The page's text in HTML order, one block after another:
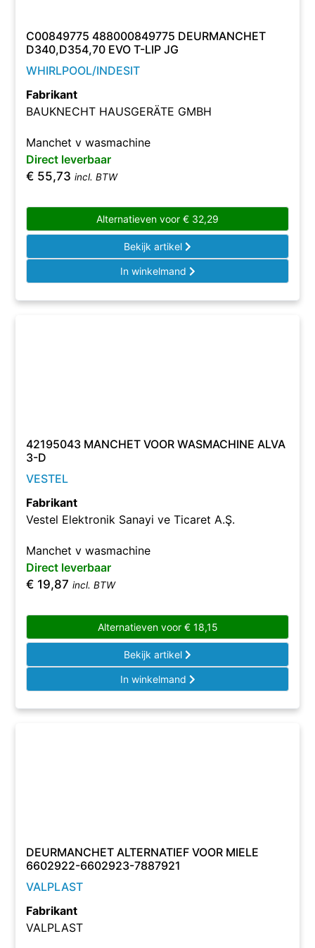
C00849775 488000849775 DEURMANCHET
D340,D354,70 EVO T-LIP JG
WHIRLPOOL/INDESIT
Fabrikant
BAUKNECHT HAUSGERÄTE GMBH
Manchet v wasmachine
Direct leverbaar
€ 55,73 incl. BTW
Alternatieven voor € 32,29
Bekijk artikel
In winkelmand
42195043 MANCHET VOOR WASMACHINE ALVA
3-D
VESTEL
Fabrikant
Vestel Elektronik Sanayi ve Ticaret A.Ş.
Manchet v wasmachine
Direct leverbaar
€ 19,87 incl. BTW
Alternatieven voor €18,15
Bekijk artikel
In winkelmand
DEURMANCHET ALTERNATIEF VOOR MIELE
6602922-6602923-7887921
VALPLAST
Fabrikant
VALPLAST